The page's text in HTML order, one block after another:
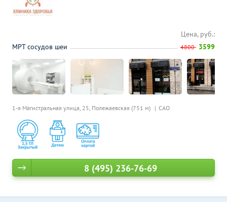
1-я Магистральная улица, 25, Полежаевская (751 м) САО
Цена, руб.:
МРТ сосудов шеи
4800 3599
8 (495) 236-76-69